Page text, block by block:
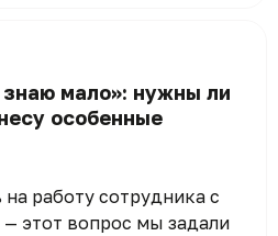
мало»: нужны ли
особенные
работу сотрудника с
этот вопрос мы задали